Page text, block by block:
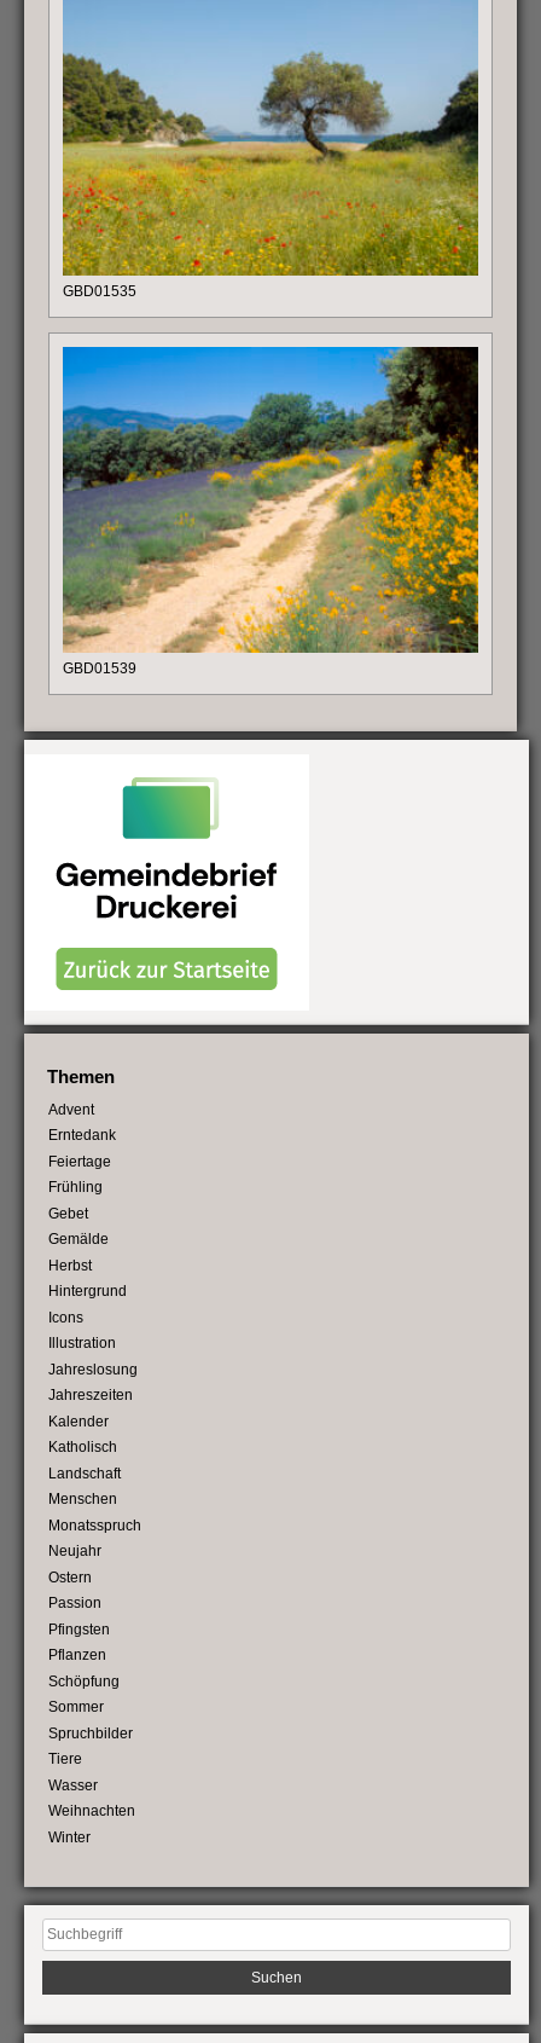
GBD01535
GBD01539
Themen
Advent
Erntedank
Feiertage
Frühling
Gebet
Gemälde
Herbst
Hintergrund
Icons
Illustration
Jahreslosung
Jahreszeiten
Kalender
Katholisch
Landschaft
Menschen
Monatsspruch
Neujahr
Ostern
Passion
Pfingsten
Pflanzen
Schöpfung
Sommer
Spruchbilder
Tiere
Wasser
Weihnachten
Winter
Suchen
nach: